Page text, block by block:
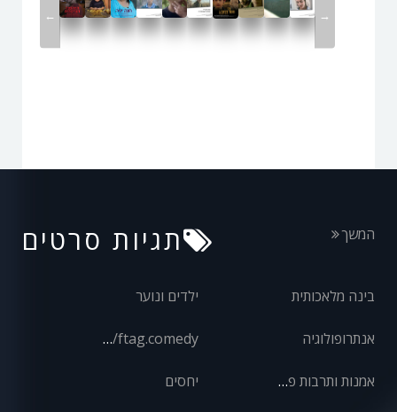
← →
תגיות סרטים המשך
בינה מלאכותית
אנתרופולוגיה
אמנות ותרבות פופולרית
ילדים ונוער
front/ftag.comedy
יחסים